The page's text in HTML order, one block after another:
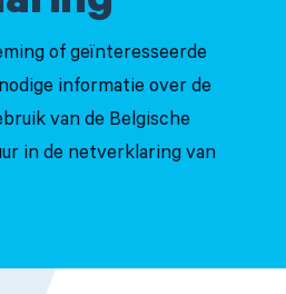
of geïnteresseerde
informatie over de
van de Belgische
in de netverklaring van